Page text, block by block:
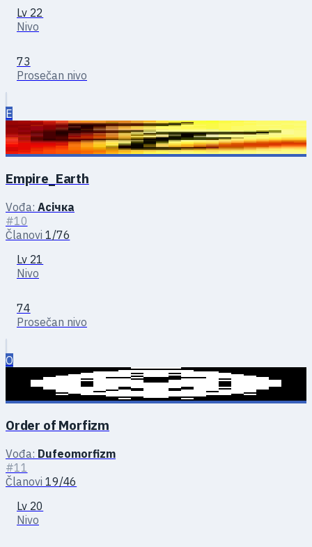
Lv 22
Nivo
73
Prosečan nivo
E
Empire_Earth
Vođa: Асічка
#10
Članovi 1/76
Lv 21
Nivo
74
Prosečan nivo
O
Order of Morfizm
Vođa: Dufeomorfizm
#11
Članovi 19/46
Lv 20
Nivo